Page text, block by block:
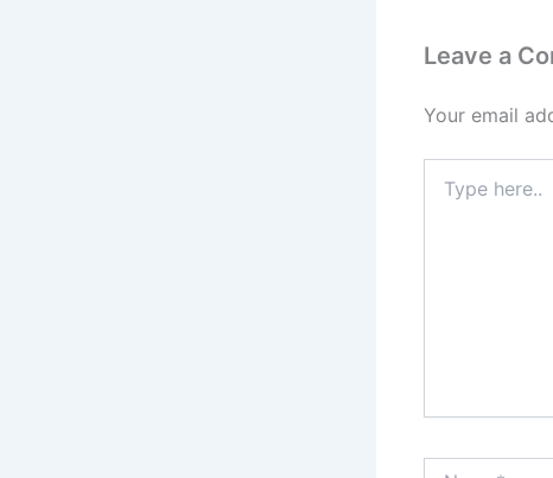
Leave a
Your email
here..